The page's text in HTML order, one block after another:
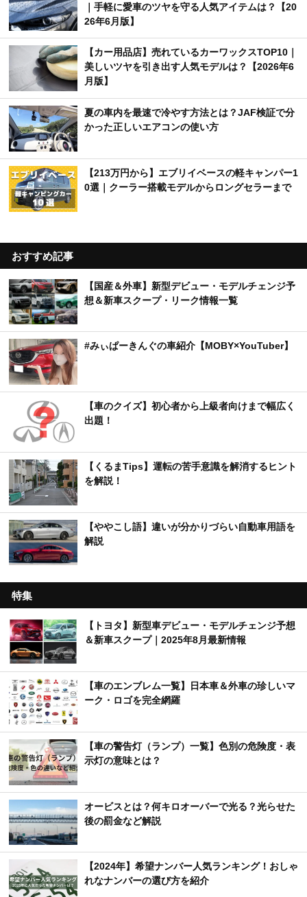
｜手軽に愛車のツヤを守る人気アイテムは？【20
26年6月版】
【カー用品店】売れているカーワックスTOP10｜
美しいツヤを引き出す人気モデルは？【2026年6
月版】
夏の車内を最速で冷やす方法とは？JAF検証で分
かった正しいエアコンの使い方
【213万円から】エブリイベースの軽キャンパー1
0選｜クーラー搭載モデルからロングセラーまで
おすすめ記事
【国産＆外車】新型デビュー・モデルチェンジ予
想＆新車スクープ・リーク情報一覧
#みぃぱーきんぐの車紹介【MOBY×YouTuber】
【車のクイズ】初心者から上級者向けまで幅広く
出題！
【くるまTips】運転の苦手意識を解消するヒント
を解説！
【ややこし語】違いが分かりづらい自動車用語を
解説
特集
【トヨタ】新型車デビュー・モデルチェンジ予想
＆新車スクープ｜2025年8月最新情報
【車のエンブレム一覧】日本車＆外車の珍しいマ
ーク・ロゴを完全網羅
【車の警告灯（ランプ）一覧】色別の危険度・表
示灯の意味とは？
オービスとは？何キロオーバーで光る？光らせた
後の罰金など解説
【2024年】希望ナンバー人気ランキング！おしゃ
れなナンバーの選び方を紹介